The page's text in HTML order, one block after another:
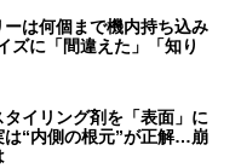
は何個まで機内持ち込み
に「間違えた」「知り
イリング剤を「表面」に
“内側の根元”が正解…崩